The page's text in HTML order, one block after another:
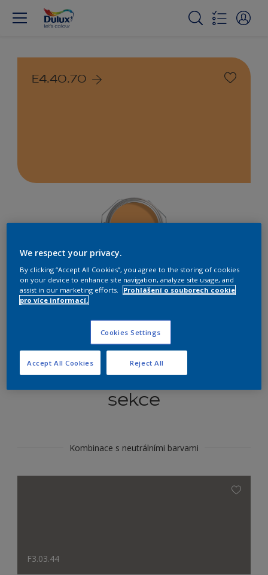
E4.40.70
Najít výrobek v tomto odstínu
Koordinovat barevné
sekce
Kombinace s neutrálními barvami
F3.03.44
We respect your privacy.
By clicking “Accept All Cookies”, you agree to the storing of cookies
on your device to enhance site navigation, analyze site usage, and
assist in our marketing efforts.
Prohlášení o souborech cookie
pro více informací.
Cookies Settings
Reject All
Accept All Cookies